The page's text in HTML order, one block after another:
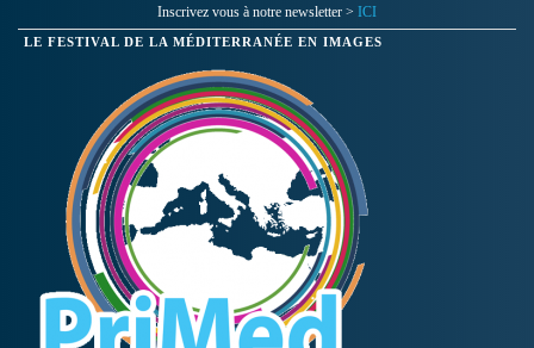
Inscrivez vous à notre newsletter > ICI
LE FESTIVAL DE LA MÉDITERRANÉE EN IMAGES